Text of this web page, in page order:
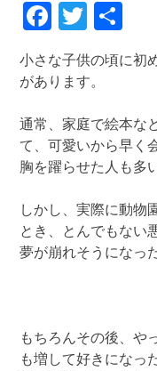
Facebook
有
小さな子供の頃に初
があります。
通常、家庭で絵本な
て、可愛いから早く
胸を躍らせた人も多
しかし、実際に動物
とき、とんでもない
夢が崩れそうになっ
もちろんその後、や
も増して好きになっ